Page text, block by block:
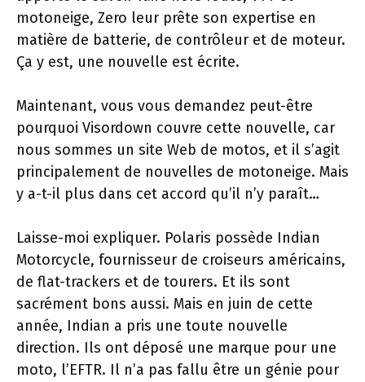
motoneige, Zero leur prête son expertise en
matière de batterie, de contrôleur et de moteur.
Ça y est, une nouvelle est écrite.
Maintenant, vous vous demandez peut-être
pourquoi Visordown couvre cette nouvelle, car
nous sommes un site Web de motos, et il s’agit
principalement de nouvelles de motoneige. Mais
y a-t-il plus dans cet accord qu’il n’y paraît…
Laisse-moi expliquer. Polaris possède Indian
Motorcycle, fournisseur de croiseurs américains,
de flat-trackers et de tourers. Et ils sont
sacrément bons aussi. Mais en juin de cette
année, Indian a pris une toute nouvelle
direction. Ils ont déposé une marque pour une
moto, l’EFTR. Il n’a pas fallu être un génie pour